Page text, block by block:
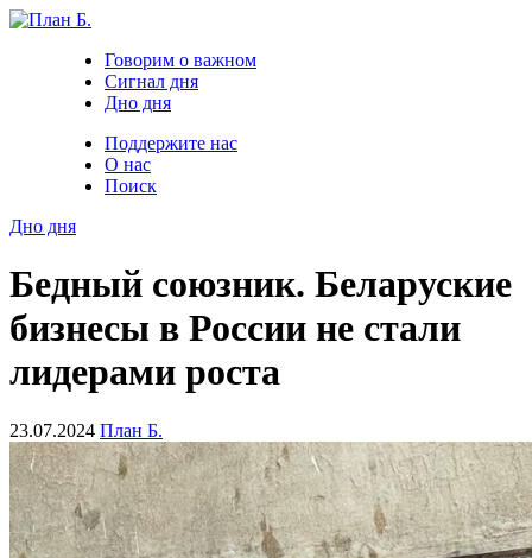
Говорим о важном
Сигнал дня
Дно дня
Поддержите нас
О нас
Поиск
Дно дня
Бедный союзник. Беларуские
бизнесы в России не стали
лидерами роста
23.07.2024 План Б.